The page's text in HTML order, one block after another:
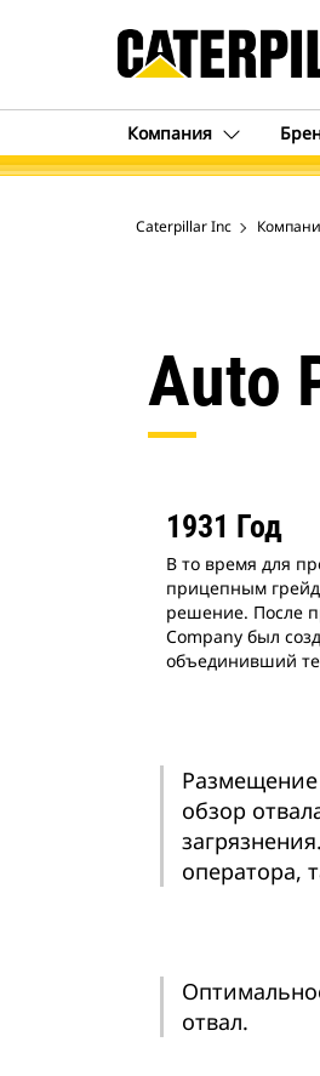
Компания
Caterpillar Inc
Auto
1931 Год
В то время для
прицепным
решение. После
Company был
объединивший
обзор
оператора,
отвал.